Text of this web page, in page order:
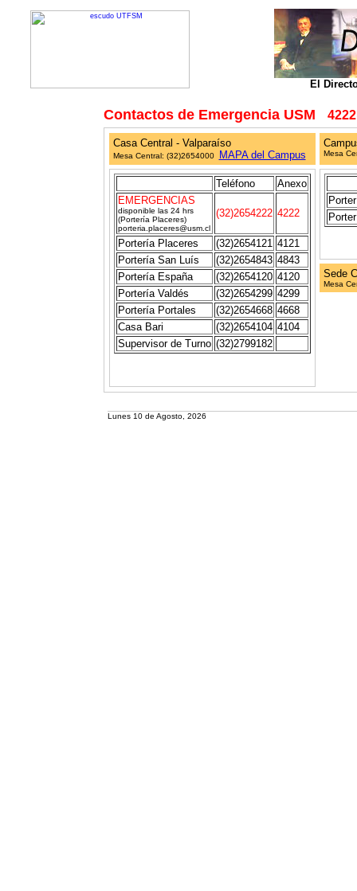
El
Contactos de Emergencia USM
Casa Central - Valparaíso
Mesa Central: (32)2654000 MAPA del Campus Mesa
Teléfono
Anexo
EMERGENCIAS
disponible las 24 hrs
(Portería Placeres)
porteria.placeres@usm.cl
(32)2654222 4222
Portería Placeres (32)2654121 4121
Portería San Luís
(32)2654843 4843
Portería España
(32)2654120 4120
Portería Valdés
(32)2654299 4299
Portería Portales
(32)2654668 4668
Casa Bari
(32)2654104 4104
Supervisor de Turno (32)2799182
Sede
Mesa
Lunes 10 de Agosto, 2026